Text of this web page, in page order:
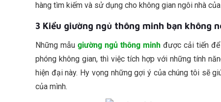
hàng tìm kiếm và sử dụng cho không gian ngôi nhà
3 Kiểu giường ngủ thông minh bạn không
Những mẫugiường ngủ thông minh được cải tiến để
phóng không gian, thì việc tích hợp với những tính
hiện đại này. Hy vọng những gợi ý của chúng tôi sẽ
của mình.